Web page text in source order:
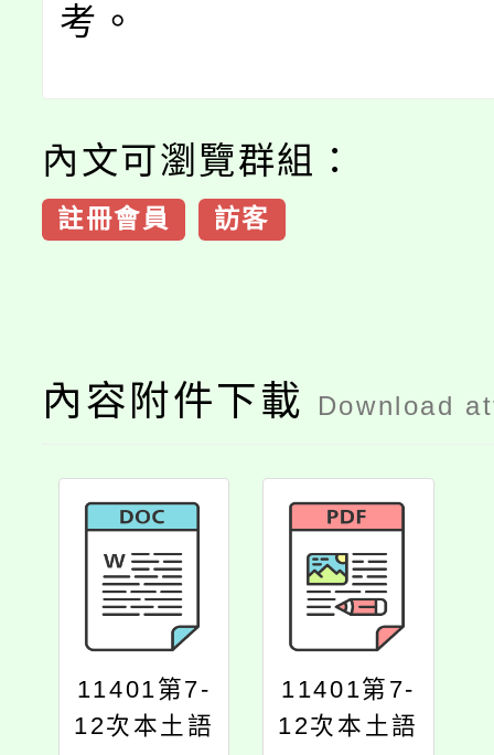
考。
內文可瀏覽群組：
註冊會員 訪客
內容附件下載 Download
11401第7-
12次本土語
11401第7-
12次本土語